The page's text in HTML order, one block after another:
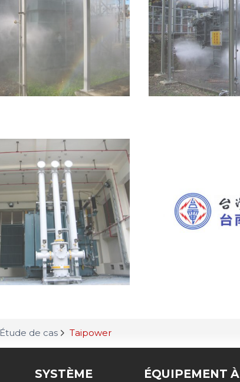
Étude de cas Taipower
SYSTÈME
ÉQUIPEMENT À